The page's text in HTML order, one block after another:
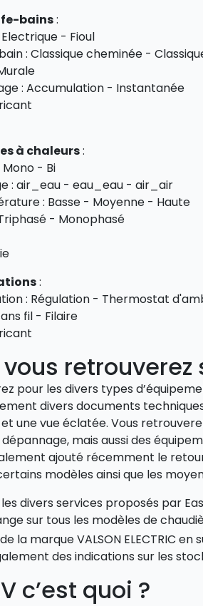
bains:
- Fioul
: Classique cheminée -
: Accumulation - Instantanée
à chaleurs:
Mono - Bi
: air_eau - eau_eau - air_air
: Basse - Moyenne - Haute
- Monophasé
:
: Régulation - Thermostat
fil - Filaire
retrouverez
pour les divers types
divers documents
une vue éclatée. Vous
dépannage, mais aussi des
ajouté récemment le
modèles ainsi que les
divers services proposés par
sur tous les modèles de
la marque VALSON ELECTRIC
des indications sur les
c’est quoi ?